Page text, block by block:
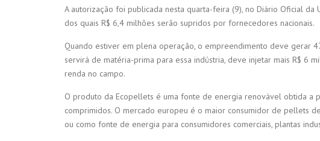
A autorização foi publicada nesta quarta-feira (9), no Diário Oficial
dos quais R$ 6,4 milhões serão supridos por fornecedores nacionais.
Quando estiver em plena operação, o empreendimento deve gerar
servirá de matéria-prima para essa indústria, deve injetar mais R$ 6
renda no campo.
O produto da Ecopellets é uma fonte de energia renovável obtida a
comprimidos. O mercado europeu é o maior consumidor de pellets
ou como fonte de energia para consumidores comerciais, plantas